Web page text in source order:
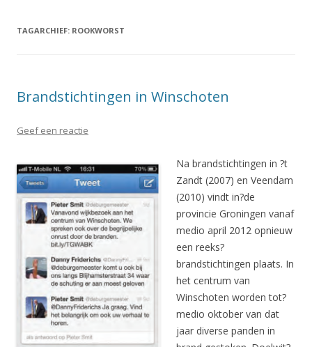
TAGARCHIEF: ROOKWORST
Brandstichtingen in Winschoten
Geef een reactie
Na brandstichtingen in ?t
Zandt (2007) en Veendam
(2010) vindt in?de
provincie Groningen vanaf
medio april 2012 opnieuw
een reeks?
brandstichtingen plaats. In
het centrum van
Winschoten worden tot?
medio oktober van dat
jaar diverse panden in